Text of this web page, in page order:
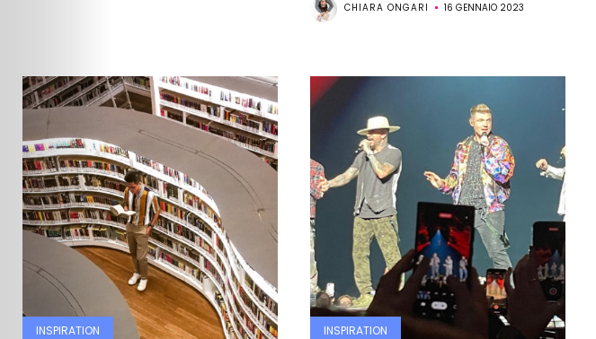
CHIARA ONGARI 16 GENNAIO 2023
INSPIRATION INSPIRATION